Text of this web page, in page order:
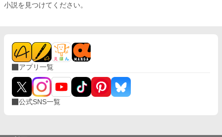
小説を見つけてください。
アプリ一覧
公式SNS一覧